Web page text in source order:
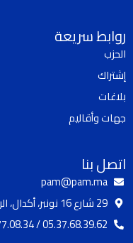
b
o
o
k
a
روابط سريعة
الحزب
إشتراك
بلاغات
جهات وأقاليم
اتصل بنا
pam@pam.ma
29 شارع 16 نونبر، أكدال، الرباط
05.37.68.39.62 / 05.37.77.08.34